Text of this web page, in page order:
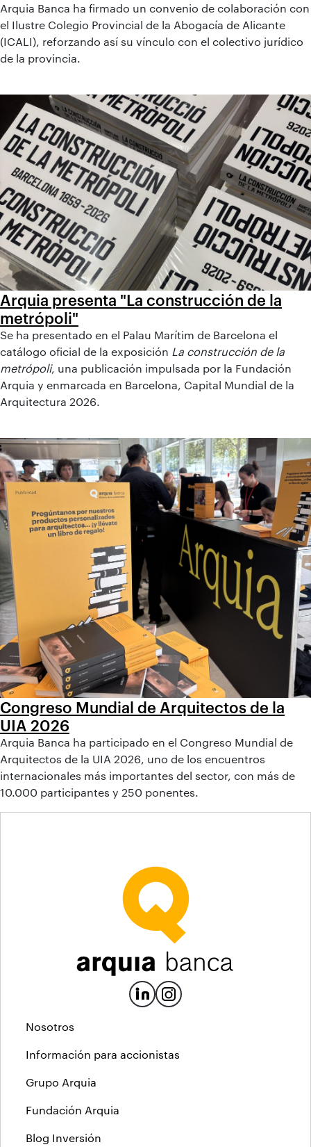
Arquia Banca ha firmado un convenio de colaboración con
el Ilustre Colegio Provincial de la Abogacía de Alicante
(ICALI), reforzando así su vínculo con el colectivo jurídico
de la provincia.
Arquia presenta "La construcción de la
metrópoli"
Se ha presentado en el Palau Marítim de Barcelona el
catálogo oficial de la exposición La construcción de la
metrópoli, una publicación impulsada por la Fundación
Arquia y enmarcada en Barcelona, Capital Mundial de la
Arquitectura 2026.
Congreso Mundial de Arquitectos de la
UIA 2026
Arquia Banca ha participado en el Congreso Mundial de
Arquitectos de la UIA 2026, uno de los encuentros
internacionales más importantes del sector, con más de
10.000 participantes y 250 ponentes.
Nosotros
Información para accionistas
Grupo Arquia
Fundación Arquia
Blog Inversión